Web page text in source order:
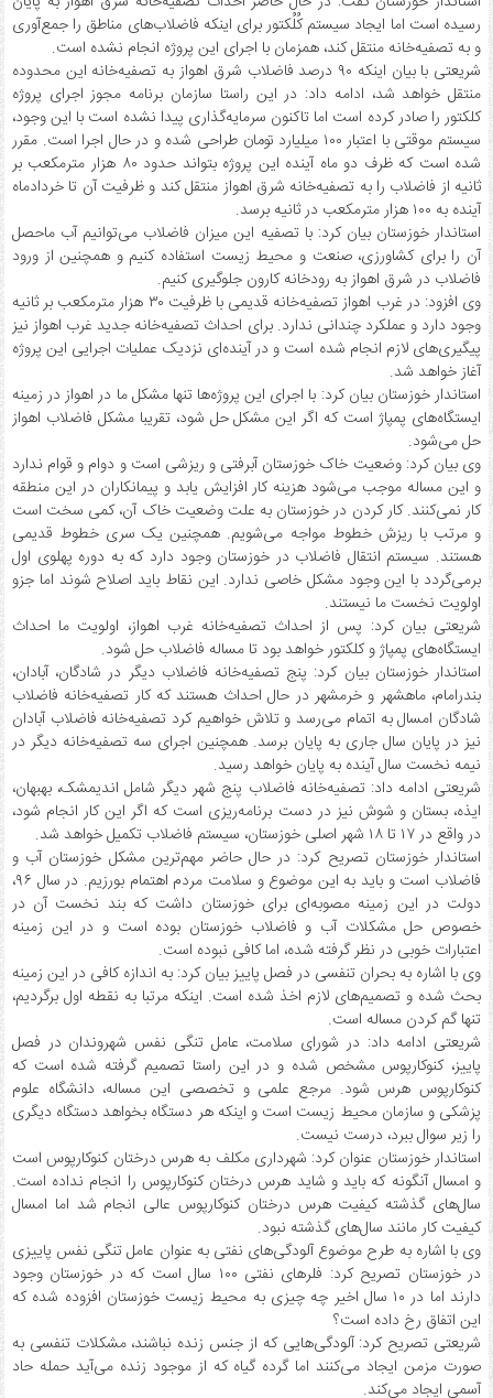
رسیده است اما ایجاد سیستم کُلُکتور برای اینکه فاضلاب‌های مناطق را جمع‌آوری
و به تصفیه‌خانه منتقل کند، همزمان با اجرای این پروژه انجام نشده است.
شریعتی با بیان اینکه ۹۰ درصد فاضلاب شرق اهواز به تصفیه‌خانه این محدوده
منتقل خواهد شد، ادامه داد: در این راستا سازمان برنامه مجوز اجرای پروژه
کلکتور را صادر کرده است اما تاکنون سرمایه‌گذاری پیدا نشده است با این وجود،
سیستم موقتی با اعتبار ۱۰۰ میلیارد تومان طراحی شده و در حال اجرا است. مقرر
شده است که ظرف دو ماه آینده این پروژه بتواند حدود ۸۰ هزار مترمکعب بر
ثانیه از فاضلاب را به تصفیه‌خانه شرق اهواز منتقل کند و ظرفیت آن تا خردادماه
آینده به ۱۰۰ هزار مترمکعب در ثانیه برسد.
استاندار خوزستان بیان کرد: با تصفیه این میزان فاضلاب می‌توانیم آب ماحصل
آن را برای کشاورزی، صنعت و محیط زیست استفاده کنیم و همچنین از ورود
فاضلاب در شرق اهواز به رودخانه کارون جلوگیری کنیم.
وی افزود: در غرب اهواز تصفیه‌خانه‌ قدیمی با ظرفیت ۳۰ هزار مترمکعب بر ثانیه
وجود دارد و عملکرد چندانی ندارد. برای احداث تصفیه‌خانه جدید غرب اهواز نیز
پیگیری‌های لازم انجام شده است و در آینده‌ای نزدیک عملیات اجرایی این پروژه
آغاز خواهد شد.
استاندار خوزستان بیان کرد: با اجرای این پروژه‌ها تنها مشکل ما در اهواز در زمینه
ایستگاه‌های پمپاژ است که اگر این مشکل حل شود، تقریبا مشکل فاضلاب اهواز
حل می‌شود.
وی بیان کرد: وضعیت خاک خوزستان آبرفتی و ریزشی است و دوام و قوام ندارد
و این مساله موجب می‌شود هزینه کار افزایش یابد و پیمانکاران در این منطقه
کار نمی‌کنند. کار کردن در خوزستان به علت وضعیت خاک آن، کمی سخت است
و مرتب با ریزش خطوط مواجه می‌شویم. همچنین یک سری خطوط قدیمی
هستند. سیستم انتقال فاضلاب در خوزستان وجود دارد که به دوره پهلوی اول
برمی‌گردد با این وجود مشکل خاصی ندارد. این نقاط باید اصلاح شوند اما جزو
اولویت نخست ما نیستند.
شریعتی بیان کرد: پس از احداث تصفیه‌خانه غرب اهواز، اولویت ما احداث
ایستگاه‌های پمپاژ و کلکتور خواهد بود تا مساله فاضلاب حل شود.
استاندار خوزستان بیان کرد: پنج تصفیه‌خانه فاضلاب دیگر در شادگان، آبادان،
بندرامام، ماهشهر و خرمشهر در حال احداث هستند که کار تصفیه‌خانه فاضلاب
شادگان امسال به اتمام می‌رسد و تلاش خواهیم کرد تصفیه‌خانه فاضلاب آبادان
نیز در پایان سال جاری به پایان برسد. همچنین اجرای سه تصفیه‌خانه دیگر در
نیمه نخست سال آینده به پایان خواهد رسید.
شریعتی ادامه داد: تصفیه‌خانه فاضلاب پنج شهر دیگر شامل اندیمشک، بهبهان،
ایذه، بستان و شوش نیز در دست برنامه‌ریزی است که اگر این کار انجام شود،
در واقع در ۱۷ تا ۱۸ شهر اصلی خوزستان، سیستم فاضلاب تکمیل خواهد شد.
استاندار خوزستان تصریح کرد: در حال حاضر مهم‌ترین مشکل خوزستان آب و
فاضلاب است و باید به این موضوع و سلامت مردم اهتمام بورزیم. در سال ۹۶،
دولت در این زمینه مصوبه‌ای برای خوزستان داشت که بند نخست آن در
خصوص حل مشکلات آب و فاضلاب خوزستان بوده است و در این زمینه
اعتبارات خوبی در نظر گرفته شده، اما کافی نبوده است.
وی با اشاره به بحران تنفسی در فصل پاییز بیان کرد: به اندازه کافی در این زمینه
بحث شده و تصمیم‌های لازم اخذ شده است. اینکه مرتبا به نقطه اول برگردیم،
تنها گم کردن مساله است.
شریعتی ادامه داد: در شورای سلامت، عامل تنگی نفس شهروندان در فصل
پاییز، کنوکارپوس مشخص شده و در این راستا تصمیم گرفته شده است که
کنوکارپوس هرس شود. مرجع علمی و تخصصی این مساله، دانشگاه علوم
پزشکی و سازمان محیط زیست است و اینکه هر دستگاه بخواهد دستگاه دیگری
را زیر سوال ببرد، درست نیست.
استاندار خوزستان عنوان کرد: شهرداری مکلف به هرس درختان کنوکارپوس است
و امسال آنگونه که باید و شاید هرس درختان کنوکارپوس را انجام نداده است.
سال‌های گذشته کیفیت هرس درختان کنوکارپوس عالی انجام شد اما امسال
کیفیت کار مانند سال‌های گذشته نبود.
وی با اشاره به طرح موضوع آلودگی‌های نفتی به عنوان عامل تنگی نفس پاییزی
در خوزستان تصریح کرد: فلرهای نفتی ۱۰۰ سال است که در خوزستان وجود
دارند اما در ۱۰ سال اخیر چه چیزی به محیط زیست خوزستان افزوده شده که
این اتفاق رخ داده است؟
شریعتی تصریح کرد: آلودگی‌هایی که از جنس زنده نباشند، مشکلات تنفسی به
صورت مزمن ایجاد می‌کنند اما گرده گیاه که از موجود زنده می‌آید حمله حاد
آسمی ایجاد می‌کند.